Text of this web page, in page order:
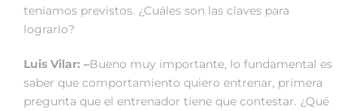
teníamos previstos. ¿Cuáles son las claves para
lograrlo?
Luis Vilar: –Bueno muy importante, lo fundamental es
saber que comportamiento quiero entrenar, primera
pregunta que el entrenador tiene que contestar. ¿Qué